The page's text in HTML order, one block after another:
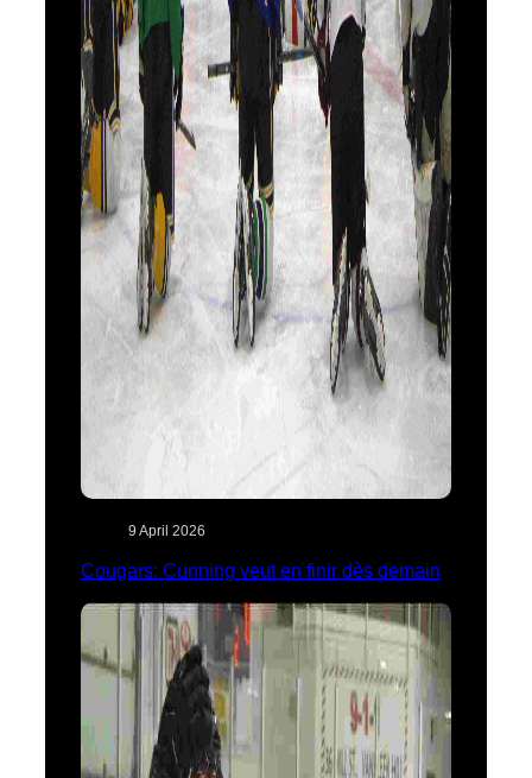
9 April 2026
Cougars: Cunning veut en finir dès demain